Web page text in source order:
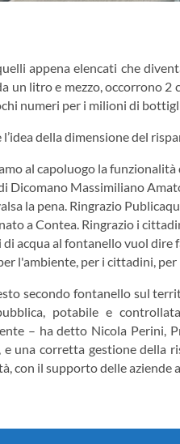
appena elencati che
un litro e mezzo, occorrono
numeri per i milioni di
l’idea della dimensione del
al capoluogo la
Dicomano Massimiliano
la pena. Ringrazio
a Contea. Ringrazio i
acqua al fontanello vuol dire
l'ambiente, per i cittadini,
secondo fontanello sul
potabile e
– ha detto Nicola Perini,
e una corretta gestione della
con il supporto delle aziende